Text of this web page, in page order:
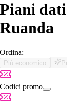
Piani
Ruanda
Ordina:
Più economico
Codici promo